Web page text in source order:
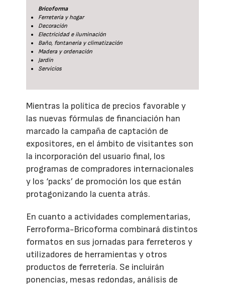
Bricoforma
Ferretería y hogar
Decoración
Electricidad e iluminación
Baño, fontaneria y climatización
Madera y ordenación
Jardín
Servicios
Mientras la política de precios favorable y
las nuevas fórmulas de financiación han
marcado la campaña de captación de
expositores, en el ámbito de visitantes son
la incorporación del usuario final, los
programas de compradores internacionales
y los ‘packs’ de promoción los que están
protagonizando la cuenta atrás.
En cuanto a actividades complementarias,
Ferroforma-Bricoforma combinará distintos
formatos en sus jornadas para ferreteros y
utilizadores de herramientas y otros
productos de ferretería. Se incluirán
ponencias, mesas redondas, análisis de